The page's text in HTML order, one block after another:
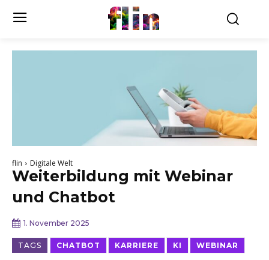
flin
flin Digitale Welt
Weiterbildung mit Webinar
und Chatbot
1. November 2025
TAGS CHATBOT KARRIERE KI WEBINAR